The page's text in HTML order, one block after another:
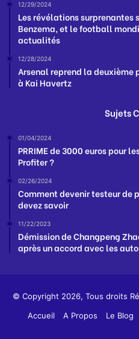
12/29/2024
Les révélations surprenantes
Benzema, et le football
actualités
12/28/2024
Arsenal reprend la deuxième
à Kai Havertz
Sujets
01/04/2024
PRRIME de 3000 euros pour
Profiter ?
02/26/2024
Comment devenir testeur de
devez savoir
11/22/2023
Démission de Changpeng
après un accord avec les
© Copyright 2026, Tous droits
Accueil
A Propos Le Blog